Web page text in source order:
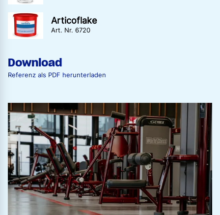
Articoflake
Art. Nr. 6720
Download
Referenz als PDF herunterladen